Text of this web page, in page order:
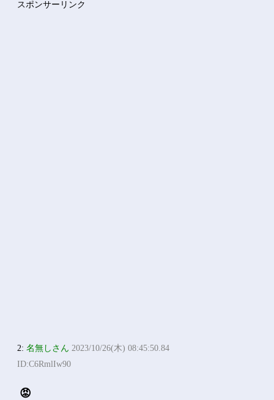
スポンサーリンク
2:名無しさん 2023/10/26(木) 08:45:50.84
ID:C6RmlIw90
😡